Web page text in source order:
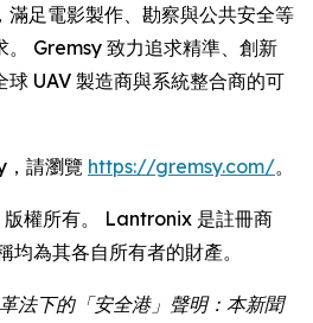
滿足電影製作、勘察與公共安全等
。 Gremsy 致力追求精準、創新
球 UAV 製造商與系統整合商的可
，請瀏覽 https://gremsy.com/。
權所有。 Lantronix 是註冊商
均為其各自所有者的財產。
法下的「安全港」聲明：本新聞